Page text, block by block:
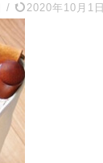
/ 2020年10月1日